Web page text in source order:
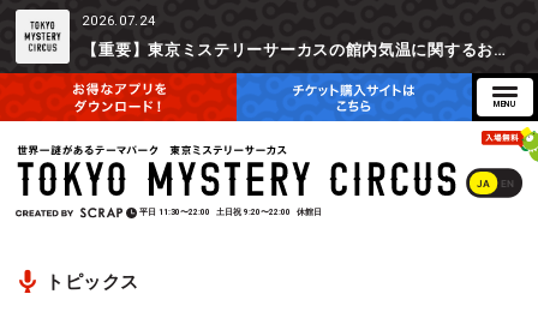
2026.07.24
【重要】東京ミステリーサーカスの館内気温に関するお詫びとご参加辞退時の返金対応について
JA EN
平日 11:30〜22:00 土日祝 9:20〜22:00 休館日
トピックス